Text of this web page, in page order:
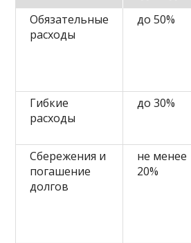
Обязательные
расходы
до 50%
Гибкие
расходы
до 30%
Сбережения и
погашение
долгов
не менее
20%